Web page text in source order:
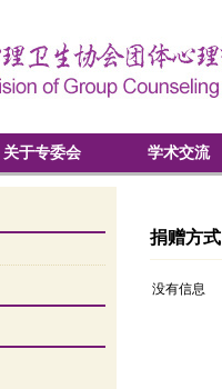
关于专委会 学术交流
捐赠方式
没有信息